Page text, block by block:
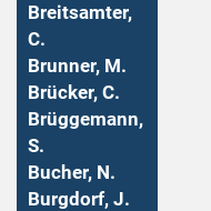
Breitsamter,
C.
Brunner, M.
Brücker, C.
Brüggemann,
S.
Bucher, N.
Burgdorf, J.